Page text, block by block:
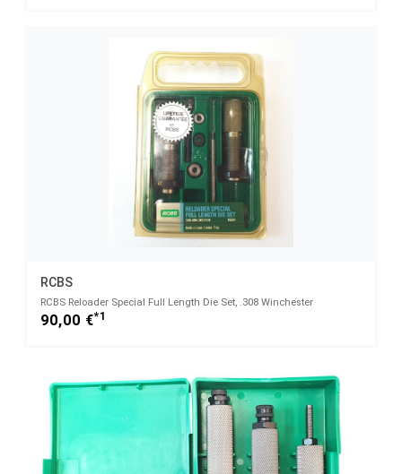
RCBS
RCBS Reloader Special Full Length Die Set, .308 Winchester
90,00 €*1